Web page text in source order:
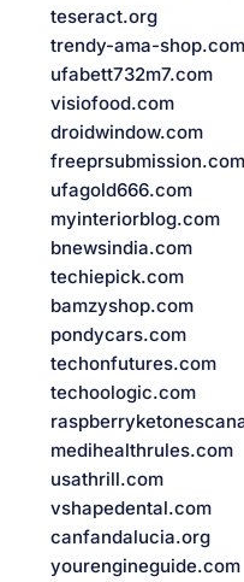
teseract.org
trendy-ama-shop.com
ufabett732m7.com
visiofood.com
droidwindow.com
freeprsubmission.com
ufagold666.com
myinteriorblog.com
bnewsindia.com
techiepick.com
bamzyshop.com
pondycars.com
techonfutures.com
techoologic.com
medihealthrules.com
usathrill.com
vshapedental.com
canfandalucia.org
yourengineguide.com